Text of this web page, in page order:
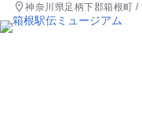
神奈川県足柄下郡箱根町 /